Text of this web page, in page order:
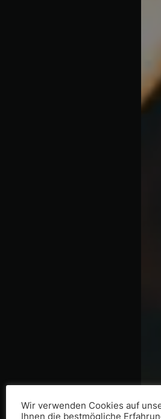
Wir verwenden Cookies auf
Ihnen die bestmögliche